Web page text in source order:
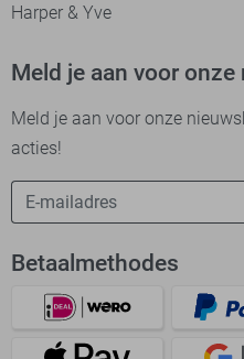
Harper & Yve
Meld je aan voor
Meld je aan voor onze
acties!
Betaalmethodes